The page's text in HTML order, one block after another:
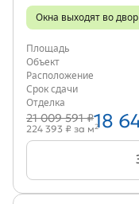
Окна выходят во двор
Площадь
Объект
Расположение
Срок сдачи
Отделка
21 009 591 ₽18
224 393 ₽ за м2